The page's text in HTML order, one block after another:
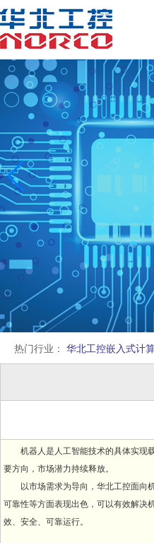
热门行业： 华北工控嵌入式计
机器人是人工智能技术的具体实现载
要方向，市场潜力持续释放。
以市场需求为导向，华北工控面向机
可靠性等方面表现出色，可以有效解决
效、安全、可靠运行。